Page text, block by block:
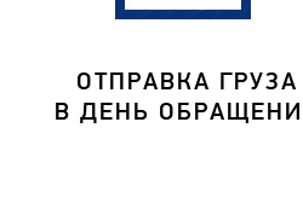
ОТПРАВКА ГРУЗА
В ДЕНЬ